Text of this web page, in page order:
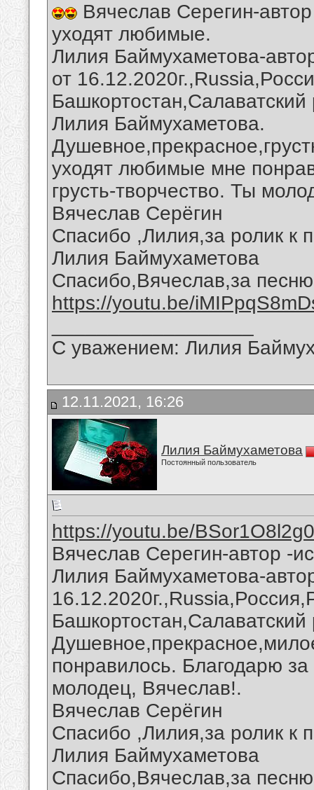
Вячеслав Серегин-
уходят любимые.
Лилия Баймухаметова-
от
Лилия Баймухаметова.
уходят любимые мне
грусть-творчество. Ты
Вячеслав Серёгин
Спасибо ,Лилия,за ролик к
Лилия Баймухаметова
Спасибо,Вячеслав,за
https://youtu.be/
С уважением: Лилия
12.11.2021, 16:26
Лилия Баймухаметова
Постоянный пользователь
https://youtu.be/BSor1O8l2g0
Вячеслав Серегин-автор -
Лилия Баймухаметова-
понравилось. Благодарю
молодец, Вячеслав!.
Вячеслав Серёгин
Спасибо ,Лилия,за ролик к
Лилия Баймухаметова
Спасибо,Вячеслав,за